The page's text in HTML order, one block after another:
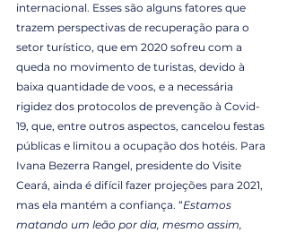
internacional. Esses são alguns fatores que
trazem perspectivas de recuperação para o
setor turístico, que em 2020 sofreu com a
queda no movimento de turistas, devido à
baixa quantidade de voos, e a necessária
rigidez dos protocolos de prevenção à Covid-
19, que, entre outros aspectos, cancelou festas
públicas e limitou a ocupação dos hotéis. Para
Ivana Bezerra Rangel, presidente do Visite
Ceará, ainda é difícil fazer projeções para 2021,
mas ela mantém a confiança. “Estamos
matando um leão por dia, mesmo assim,